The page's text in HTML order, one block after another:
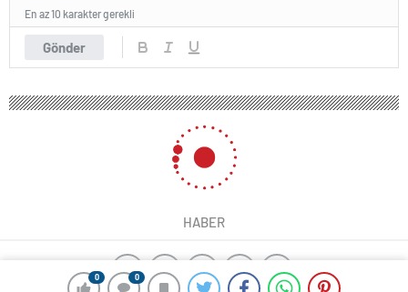
0 0
Gönder
En az 10 karakter gerekli
HABER